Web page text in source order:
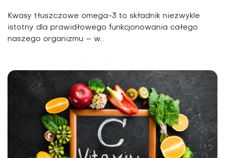
Kwasy tłuszczowe omega-3 to składnik niezwykle
istotny dla prawidłowego funkcjonowania całego
naszego organizmu – w...